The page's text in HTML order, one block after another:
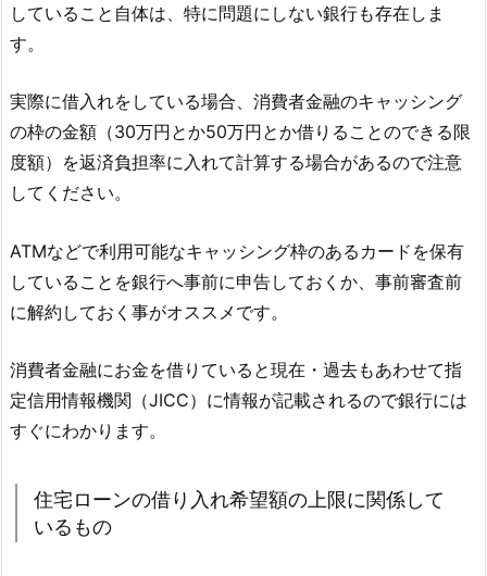
していること自体は、特に問題にしない銀行も存在しま
す。
実際に借入れをしている場合、消費者金融のキャッシング
の枠の金額（30万円とか50万円とか借りることのできる限
度額）を返済負担率に入れて計算する場合があるので注意
してください。
ATMなどで利用可能なキャッシング枠のあるカードを保有
していることを銀行へ事前に申告しておくか、事前審査前
に解約しておく事がオススメです。
消費者金融にお金を借りていると現在・過去もあわせて指
定信用情報機関（JICC）に情報が記載されるので銀行には
すぐにわかります。
住宅ローンの借り入れ希望額の上限に関係して
いるもの